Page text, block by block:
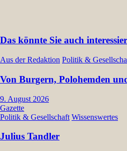
Das könnte Sie auch
Aus der Redaktion Politik &
Von Burgern, Polohemden
9. August 2026
Gazette
Politik & Gesellschaft Wissenswertes
Julius Tandler